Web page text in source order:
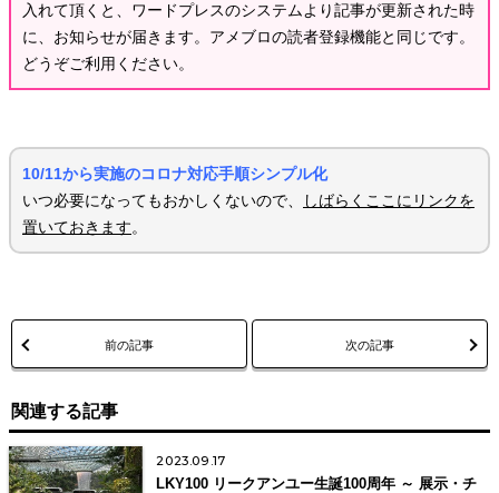
入れて頂くと、ワードプレスのシステムより記事が更新された時
に、お知らせが届きます。アメブロの読者登録機能と同じです。
どうぞご利用ください。
10/11から実施のコロナ対応手順シンプル化
いつ必要になってもおかしくないので、
しばらくここにリンクを
置いておきます。
前の記事 次の記事
関連する記事
2023.09.17
LKY100 リークアンユー生誕100周年 ～ 展示・チ